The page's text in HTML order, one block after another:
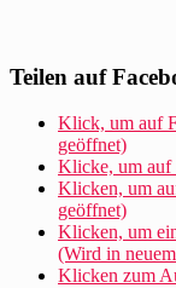
Teilen auf
Klick, um auf
geöffnet)
Klicke, um auf
Klicken, um
geöffnet)
Klicken, um
(Wird in
Klicken zum